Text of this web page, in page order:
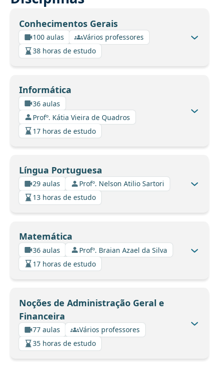
Conhecimentos Gerais
100 aulas
Vários professores
38 horas de estudo
Informática
36 aulas
Profº. Kátia Vieira de Quadros
17 horas de estudo
Língua Portuguesa
29 aulas
Profº. Nelson Atilio Sartori
13 horas de estudo
Matemática
36 aulas
Profº. Braian Azael da Silva
17 horas de estudo
Noções de Administração Geral e
Financeira
77 aulas
Vários professores
35 horas de estudo